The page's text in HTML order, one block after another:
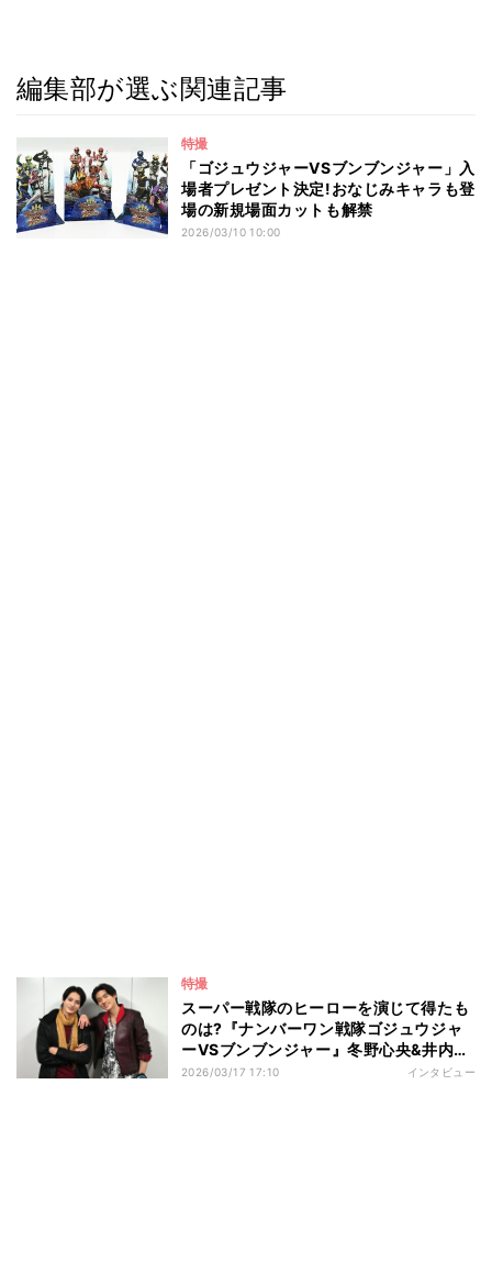
編集部が選ぶ関連記事
特撮
「ゴジュウジャーVSブンブンジャー」入
場者プレゼント決定!おなじみキャラも登
場の新規場面カットも解禁
2026/03/10 10:00
特撮
スーパー戦隊のヒーローを演じて得たも
のは?『ナンバーワン戦隊ゴジュウジャ
ーVSブンブンジャー』冬野心央&井内悠
陽インタビュー
2026/03/17 17:10 インタビュー